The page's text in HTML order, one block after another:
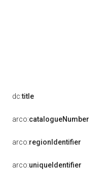
dc:title
arco:catalogueNumber
arco:regionIdentifier
arco:uniqueIdentifier